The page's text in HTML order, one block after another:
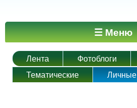
Главное меню ☰ Меню
Лента Фотоблоги
Тематические
Личные